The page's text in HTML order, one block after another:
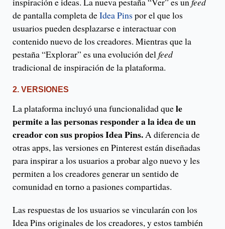
de pantalla completa deIdea Pins por el que los
usuarios pueden desplazarse e interactuar con
contenido nuevo de los creadores. Mientras que la
pestaña “Explorar” es una evolución delfeed
tradicional de inspiración de la plataforma.
2. VERSIONES
La plataforma incluyó una funcionalidad quele
permite a las personas responder a la idea de un
creador con sus propios Idea Pins.A diferencia de
otras apps, las versiones en Pinterest están diseñadas
para inspirar a los usuarios a probar algo nuevo y les
permiten a los creadores generar un sentido de
comunidad en torno a pasiones compartidas.
Las respuestas de los usuarios se vincularán con los
Idea Pins originales de los creadores, y estos también